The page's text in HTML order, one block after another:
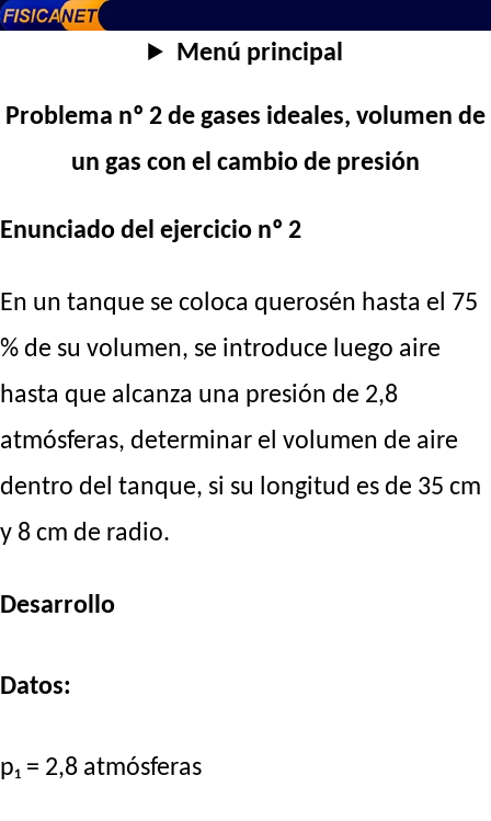
Menú principal
Problema nº 2 de gases ideales, volumen de
un gas con el cambio de presión
Enunciado del ejercicio nº 2
En un tanque se coloca querosén hasta el 75
% de su volumen, se introduce luego aire
hasta que alcanza una presión de 2,8
atmósferas, determinar el volumen de aire
dentro del tanque, si su longitud es de 35 cm
y 8 cm de radio.
Desarrollo
Datos:
p₁ = 2,8 atmósferas